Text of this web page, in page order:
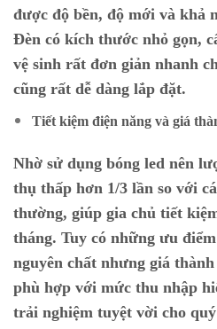
được độ bền, độ mới và khả
Đèn có kích thước nhỏ gọn,
vệ sinh rất đơn giản nhanh
cũng rất dễ dàng lắp đặt.
Tiết kiệm điện năng và giá
Nhờ sử dụng bóng led nên
thụ thấp hơn 1/3 lần so với
thường, giúp gia chủ tiết
tháng. Tuy có những ưu
nguyên chất nhưng giá
phù hợp với mức thu nhập
trải nghiệm tuyệt vời cho